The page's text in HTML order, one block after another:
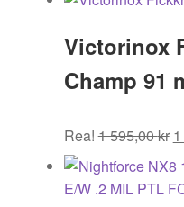
Victorinox
Champ 91
Rea! 1 595,00kr